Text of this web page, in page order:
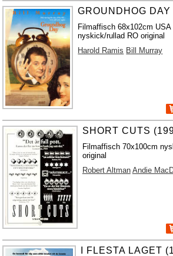
GROUNDHOG
Filmaffisch 68x102cm USA
nyskick/rullad RO original
Harold Ramis Bill Murray
SHORT CUTS
Filmaffisch 70x100cm
original
Robert Altman Andie
I FLESTA LAGET